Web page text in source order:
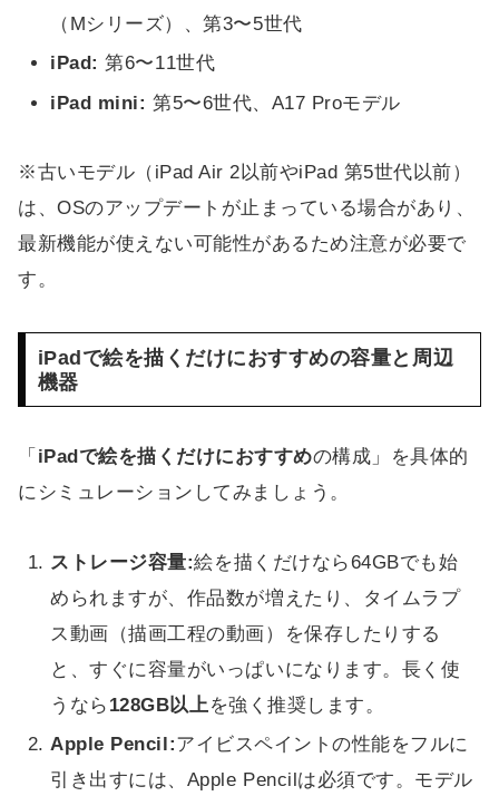
（Mシリーズ）、第3〜5世代
iPad: 第6〜11世代
iPad mini: 第5〜6世代、A17 Proモデル
※古いモデル（iPad Air 2以前やiPad 第5世代以前）
は、OSのアップデートが止まっている場合があり、
最新機能が使えない可能性があるため注意が必要で
す。
iPadで絵を描くだけにおすすめの容量と周辺
機器
「 iPadで絵を描くだけにおすすめの構成」を具体的
にシミュレーションしてみましょう。
ストレージ容量:絵を描くだけなら64GBでも始
められますが、作品数が増えたり、タイムラプ
ス動画（描画工程の動画）を保存したりする
と、すぐに容量がいっぱいになります。長く使
うなら 128GB以上を強く推奨します。
Apple Pencil:アイビスペイントの性能をフルに
引き出すには、Apple Pencilは必須です。モデル